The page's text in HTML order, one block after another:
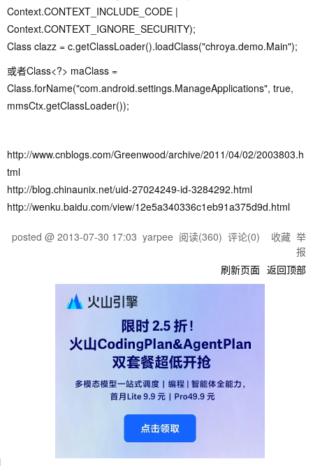
Context.CONTEXT_INCLUDE_CODE |
Context.CONTEXT_IGNORE_SECURITY);
Class clazz = c.getClassLoader().loadClass("chroya.demo.Main");
或者Class<?> maClass =
Class.forName("com.android.settings.ManageApplications", true,
mmsCtx.getClassLoader());
http://www.cnblogs.com/Greenwood/archive/2011/04/02/2003803.h
tml
http://blog.chinaunix.net/uid-27024249-id-3284292.html
http://wenku.baidu.com/view/12e5a340336c1eb91a375d9d.html
posted @ 2013-07-30 17:03 yarpee 阅读(360) 评论(0) 收藏 举
报
刷新页面 返回顶部